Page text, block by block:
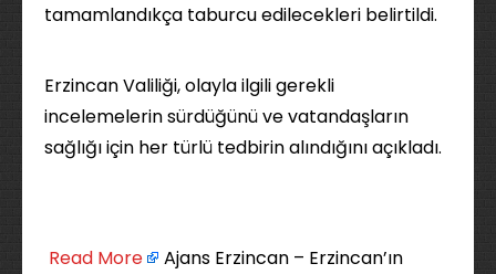
tamamlandıkça taburcu edilecekleri belirtildi.
Erzincan Valiliği, olayla ilgili gerekli
incelemelerin sürdüğünü ve vatandaşların
sağlığı için her türlü tedbirin alındığını açıkladı.
Read More
Ajans Erzincan – Erzincan’ın